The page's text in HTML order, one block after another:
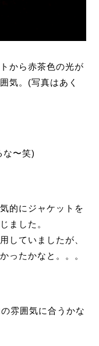
から赤茶色の光が
気。(写真はあく
な〜笑)
的にジャケットを
ました。
していましたが、
ったかなと。。。
雰囲気に合うかな